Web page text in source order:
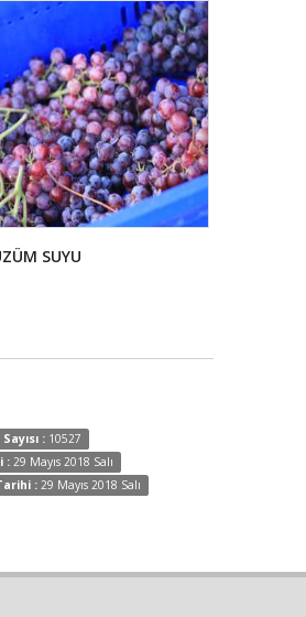
SUYU
: 10527
: 29 Mayıs 2018 Salı
: 29 Mayıs 2018 Salı